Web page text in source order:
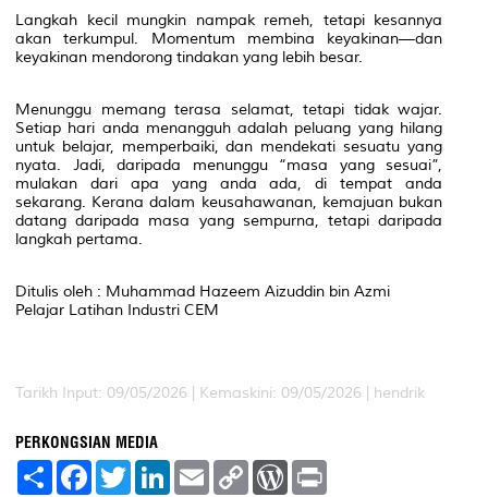
Langkah kecil mungkin nampak remeh, tetapi kesannya
akan terkumpul. Momentum membina keyakinan—dan
keyakinan mendorong tindakan yang lebih besar.
Menunggu memang terasa selamat, tetapi tidak wajar.
Setiap hari anda menangguh adalah peluang yang hilang
untuk belajar, memperbaiki, dan mendekati sesuatu yang
nyata. Jadi, daripada menunggu “masa yang sesuai”,
mulakan dari apa yang anda ada, di tempat anda
sekarang. Kerana dalam keusahawanan, kemajuan bukan
datang daripada masa yang sempurna, tetapi daripada
langkah pertama.
Ditulis oleh : Muhammad Hazeem Aizuddin bin Azmi
Pelajar Latihan Industri CEM
Tarikh Input: 09/05/2026 | Kemaskini: 09/05/2026 | hendrik
PERKONGSIAN MEDIA
S
F
a
T
w
L
E
m
C
W